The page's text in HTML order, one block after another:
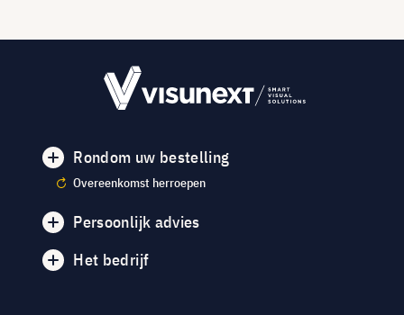
Rondom uw bestelling
Overeenkomst herroepen
Persoonlijk advies
Het bedrijf